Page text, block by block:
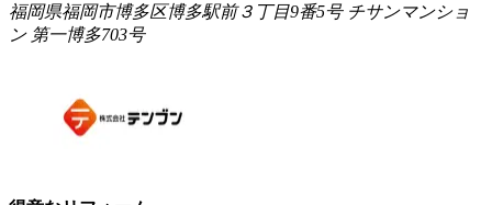
福岡県福岡市博多区博多駅前３丁目9番5号 チサンマンショ
ン 第一博多703号